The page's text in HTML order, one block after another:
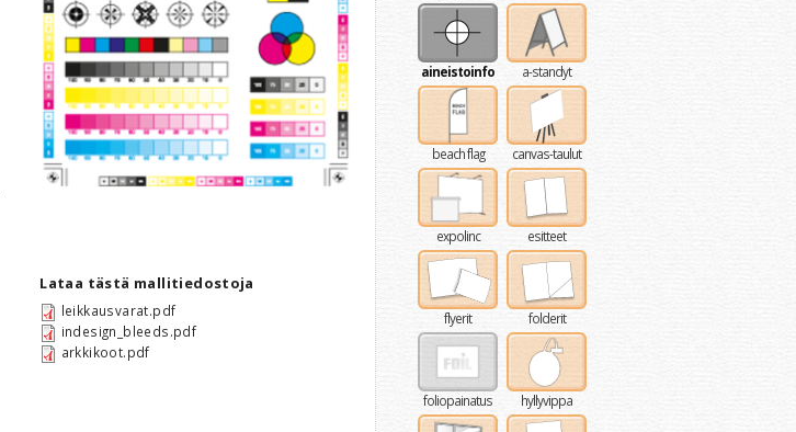
aineistoinfo a-standyt
beach flag canvas-taulut
expolinc esitteet
flyerit folderit
foliopainatus hyllyvippa
Lataa tästä mallitiedostoja
leikkausvarat.pdf
indesign_bleeds.pdf
arkkikoot.pdf